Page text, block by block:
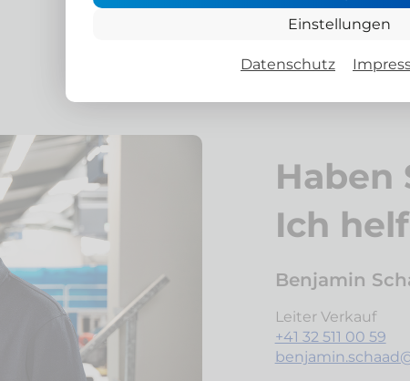
Haben
Ich
Benjamin
Leiter Verkauf
+41 32 511 00 59
Einstellungen
Datenschutz